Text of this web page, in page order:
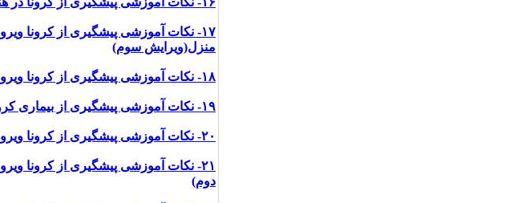
۱۷- نکات آموزشی پیشگیری از کرونا
منزل(ویرایش سوم)
۱۸- نکات آموزشی پیشگیری از کرونا ویروس در گرم خانه ها
۱۹- نکات آموزشی پیشگیری از بیماری کرونا ویروس در مراجعه به نانوایی ها(ویرایش دوم)
۲۰- نکات آموزشی پیشگیری از کرونا ویروس برای کارکنان بانک ها
۲۱- نکات آموزشی پیشگیری از کرونا
دوم)